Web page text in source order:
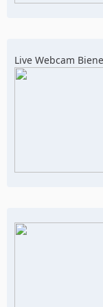
Live Webcam